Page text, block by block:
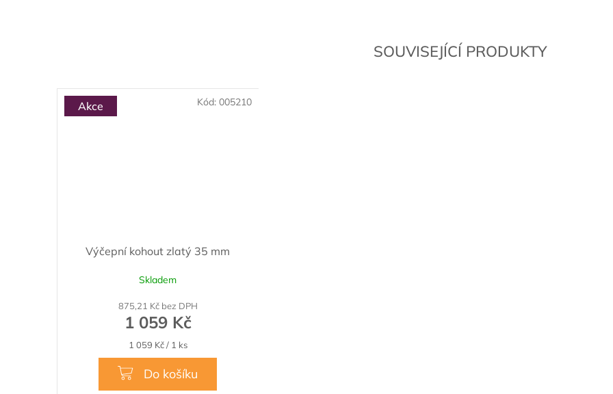
SOUVISEJÍCÍ PRODUKTY
Akce
Výčepní kohout zlatý 35 mm
Skladem
875,21 Kč bez DPH
1 059 Kč
Měrná
cena:
1 059 Kč / 1 ks
Do košíku
Kód: 005210